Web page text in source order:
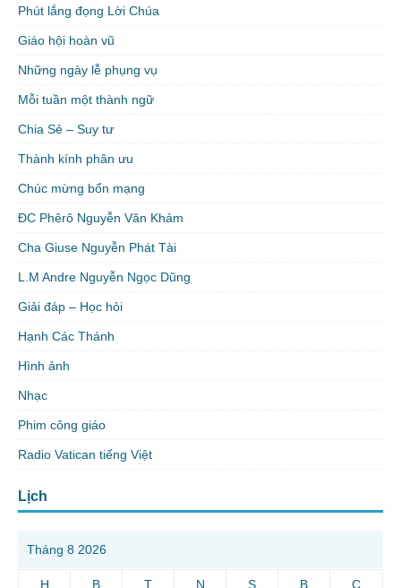
Phút lắng đọng Lời Chúa
Giáo hội hoàn vũ
Những ngày lễ phụng vụ
Mỗi tuần một thành ngữ
Chia Sẻ – Suy tư
Thành kính phân ưu
Chúc mừng bổn mạng
ĐC Phêrô Nguyễn Văn Khảm
Cha Giuse Nguyễn Phát Tài
L.M Andre Nguyễn Ngọc Dũng
Giải đáp – Học hỏi
Hạnh Các Thánh
Hình ảnh
Nhạc
Phim công giáo
Radio Vatican tiếng Việt
Lịch
Tháng 8 2026
H B T N S B C